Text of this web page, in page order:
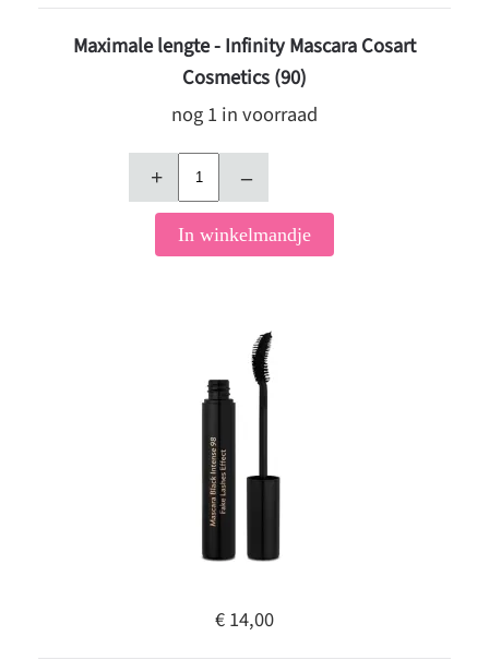
Maximale lengte - Infinity Mascara Cosart
Cosmetics (90)
nog 1 in voorraad
+ –
In winkelmandje
€ 14,00